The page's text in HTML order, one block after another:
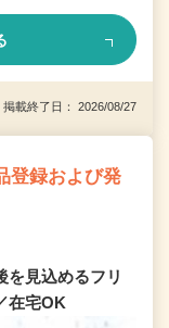
載終了日： 2026/08/27
登録および発
を見込めるフリ
在宅OK